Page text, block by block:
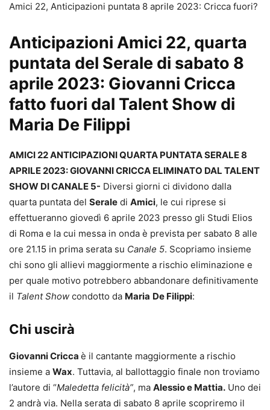
Amici 22, Anticipazioni puntata 8 aprile 2023: Cricca fuori?
Anticipazioni Amici 22, quarta
puntata del Serale di sabato 8
aprile 2023: Giovanni Cricca
fatto fuori dal Talent Show di
Maria De Filippi
AMICI 22 ANTICIPAZIONI QUARTA PUNTATA SERALE 8
APRILE 2023: GIOVANNI CRICCA ELIMINATO DAL TALENT
SHOW DI CANALE 5- Diversi giorni ci dividono dalla
quarta puntata del Serale di Amici, le cui riprese si
effettueranno giovedì 6 aprile 2023 presso gli Studi Elios
di Roma e la cui messa in onda è prevista per sabato 8 alle
ore 21.15 in prima serata su Canale 5. Scopriamo insieme
chi sono gli allievi maggiormente a rischio eliminazione e
per quale motivo potrebbero abbandonare definitivamente
il Talent Show condotto da Maria De Filippi:
Chi uscirà
Giovanni Cricca è il cantante maggiormente a rischio
insieme a Wax. Tuttavia, al ballottaggio finale non troviamo
l’autore di “Maledetta felicità”, ma Alessio e Mattia. Uno dei
2 andrà via. Nella serata di sabato 8 aprile scopriremo il